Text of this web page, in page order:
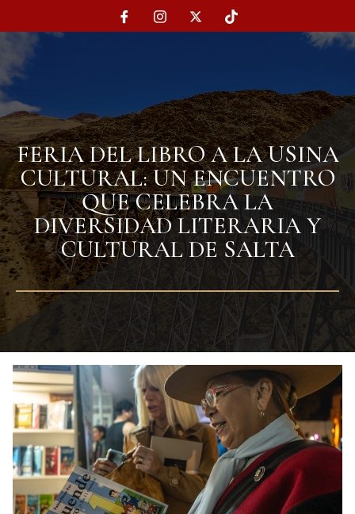
FERIA DEL LIBRO A LA USINA
CULTURAL: UN ENCUENTRO
QUE CELEBRA LA
DIVERSIDAD LITERARIA Y
CULTURAL DE SALTA